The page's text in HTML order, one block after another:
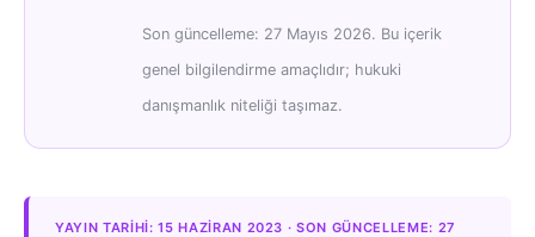
Son güncelleme: 27 Mayıs 2026. Bu içerik
genel bilgilendirme amaçlıdır; hukuki
danışmanlık niteliği taşımaz.
YAYIN TARIHI: 15 HAZIRAN 2023 · SON GÜNCELLEME: 27